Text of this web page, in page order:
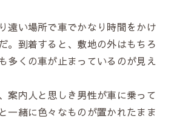
遠い場所で車でかなり時間をかけ
。到着すると、敷地の外はもちろ
多くの車が止まっているのが見え
案内人と思しき男性が車に乗って
一緒に色々なものが置かれたまま